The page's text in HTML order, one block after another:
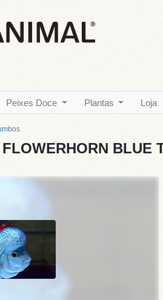
Peixes Doce Plantas Loja
FLOWERHORN BLUE